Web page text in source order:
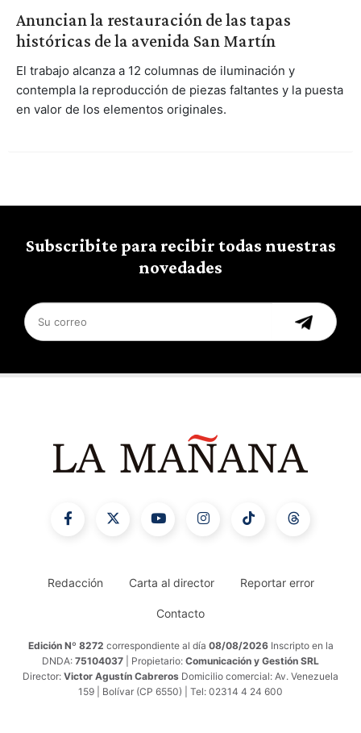
Anuncian la restauración de las tapas
históricas de la avenida San Martín
El trabajo alcanza a 12 columnas de iluminación y
contempla la reproducción de piezas faltantes y la puesta
en valor de los elementos originales.
Subscribite para recibir todas nuestras
novedades
Redacción Carta al director Reportar error
Contacto
Edición Nº 8272 correspondiente al día 08/08/2026 Inscripto en la
DNDA: 75104037 | Propietario: Comunicación y Gestión SRL
Director: Victor Agustín Cabreros Domicilio comercial: Av. Venezuela
159 | Bolívar (CP 6550) | Tel: 02314 4 24 600